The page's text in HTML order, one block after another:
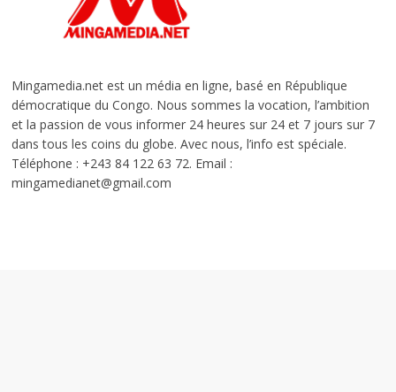
Mingamedia.net est un média en ligne, basé en République
démocratique du Congo. Nous sommes la vocation, l’ambition
et la passion de vous informer 24 heures sur 24 et 7 jours sur 7
dans tous les coins du globe. Avec nous, l’info est spéciale.
Téléphone : +243 84 122 63 72. Email :
mingamedianet@gmail.com